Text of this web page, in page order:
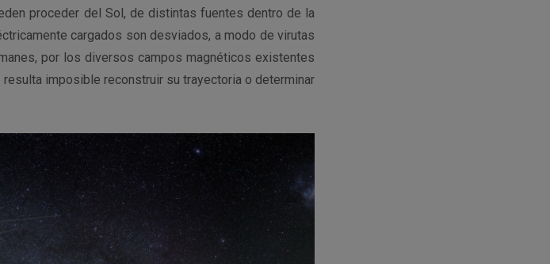
proceder del Sol, de distintas fuentes dentro de la
cargados son desviados, a modo de virutas
por los diversos campos magnéticos existentes
imposible reconstruir su trayectoria o determinar